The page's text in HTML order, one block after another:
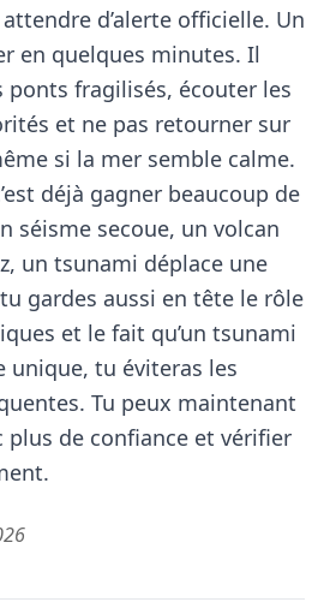
d’alerte officielle. Un
en quelques minutes. Il
ponts fragilisés, écouter les
et ne pas retourner sur
si la mer semble calme.
déjà gagner beaucoup de
séisme secoue, un volcan
un tsunami déplace une
gardes aussi en tête le rôle
et le fait qu’un tsunami
unique, tu éviteras les
Tu peux maintenant
plus de confiance et vérifier